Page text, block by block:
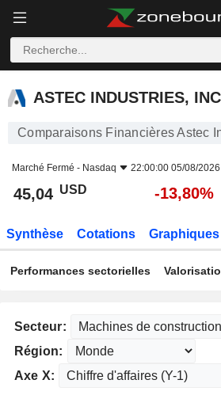
ASTEC INDUSTRIES, INC.
ASTEC INDUSTRIES,
Comparaisons Financières Astec
Marché Fermé - Nasdaq 22:00:00 05/08/2026
45,04 USD -13,80%
Synthèse Cotations Graphiques
Performances sectorielles
Secteur:
Région:
Axe X: